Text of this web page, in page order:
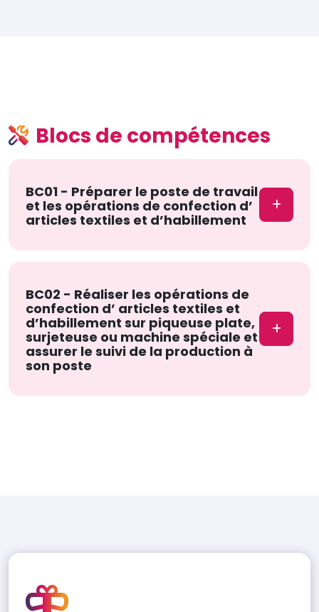
Blocs de compétences
BC01 - Préparer le poste de travail
et les opérations de confection d’
articles textiles et d’habillement
BC02 - Réaliser les opérations de
confection d’ articles textiles et
d’habillement sur piqueuse plate,
surjeteuse ou machine spéciale et
assurer le suivi de la production à
son poste